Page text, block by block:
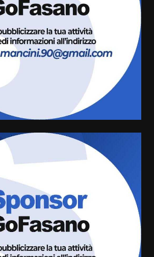
Fasanese ferito a colpi di arma
da fuoco
6 Agosto 2026 18:13
Carta d’identità: continua il piano
di aperture straordinarie del
Comune di Fasano
cittadina di Fratelli d’Italia,
pronta a tornare in Consiglio
comunale
6 Agosto 2026 08:00
Cura dei beni comuni e
cittadinanza attiva: online
l’avviso per la gestione
condivisa della Villetta di
Laureto